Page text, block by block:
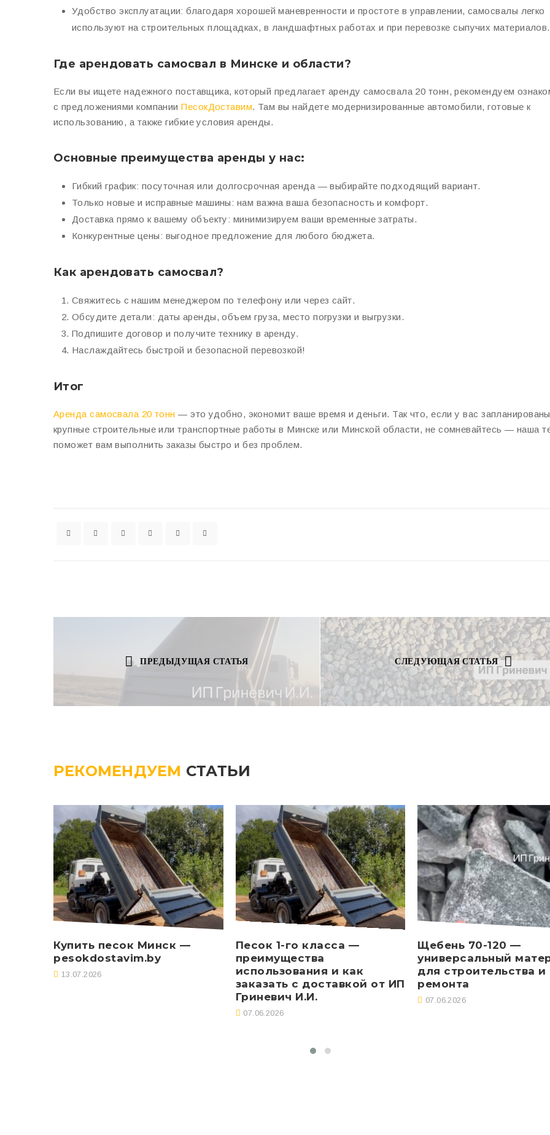
Удобство эксплуатации: благодаря хорошей маневренности и простоте в управлении, самосвалы легко
используют на строительных площадках, в ландшафтных работах и при перевозке сыпучих материалов.
Где арендовать самосвал в Минске и области?
Если вы ищете надежного поставщика, который предлагает аренду самосвала 20 тонн, рекомендуем
с предложениями компанииПесокДоставим. Там вы найдете модернизированные автомобили, готовые к
использованию, а также гибкие условия аренды.
Основные преимущества аренды у нас:
Гибкий график: посуточная или долгосрочная аренда — выбирайте подходящий вариант.
Только новые и исправные машины: нам важна ваша безопасность и комфорт.
Доставка прямо к вашему объекту: минимизируем ваши временные затраты.
Конкурентные цены: выгодное предложение для любого бюджета.
Как арендовать самосвал?
Свяжитесь с нашим менеджером по телефону или через сайт.
Обсудите детали: даты аренды, объем груза, место погрузки и выгрузки.
Подпишите договор и получите технику в аренду.
Наслаждайтесь быстрой и безопасной перевозкой!
Итог
Аренда самосвала 20 тонн — это удобно, экономит ваше время и деньги. Так что, если у вас запланированы
крупные строительные или транспортные работы в Минске или Минской области, не сомневайтесь — наша
поможет вам выполнить заказы быстро и без проблем.
ПРЕДЫДУЩАЯ СТАТЬЯ СЛЕДУЮЩАЯ СТАТЬЯ
РЕКОМЕНДУЕМ СТАТЬИ
Купить песок Минск —
pesokdostavim.by
13.07.2026
Песок 1-го класса —
преимущества
использования и как
заказать с доставкой от ИП
Гриневич И.И.
07.06.2026
Щебень 70-120 —
универсальный
для строительства и
ремонта
07.06.2026